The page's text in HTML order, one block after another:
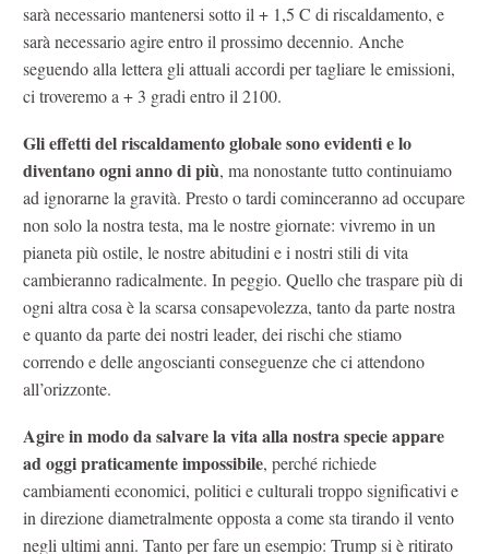
sarà necessario mantenersi sotto il + 1,5 C di riscaldamento, e
sarà necessario agire entro il prossimo decennio. Anche
seguendo alla lettera gli attuali accordi per tagliare le emissioni,
ci troveremo a + 3 gradi entro il 2100.
Gli effetti del riscaldamento globale sono evidenti e lo
diventano ogni anno di più, ma nonostante tutto continuiamo
ad ignorarne la gravità. Presto o tardi cominceranno ad occupare
non solo la nostra testa, ma le nostre giornate: vivremo in un
pianeta più ostile, le nostre abitudini e i nostri stili di vita
cambieranno radicalmente. In peggio. Quello che traspare più di
ogni altra cosa è la scarsa consapevolezza, tanto da parte nostra
e quanto da parte dei nostri leader, dei rischi che stiamo
correndo e delle angoscianti conseguenze che ci attendono
all’orizzonte.
Agire in modo da salvare la vita alla nostra specie appare
ad oggi praticamente impossibile, perché richiede
cambiamenti economici, politici e culturali troppo significativi e
in direzione diametralmente opposta a come sta tirando il vento
negli ultimi anni. Tanto per fare un esempio: Trump si è ritirato